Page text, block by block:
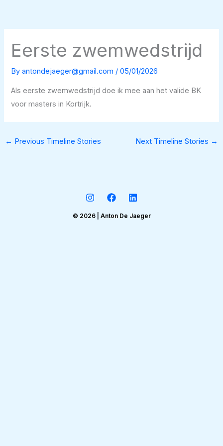
Eerste zwemwedstrijd
Byantondejaeger@gmail.com /05/01/2026
Als eerste zwemwedstrijd doe ik mee aan het valide BK
voor masters in Kortrijk.
← Previous Timeline Stories Next Timeline Stories →
© 2026 | Anton De Jaeger